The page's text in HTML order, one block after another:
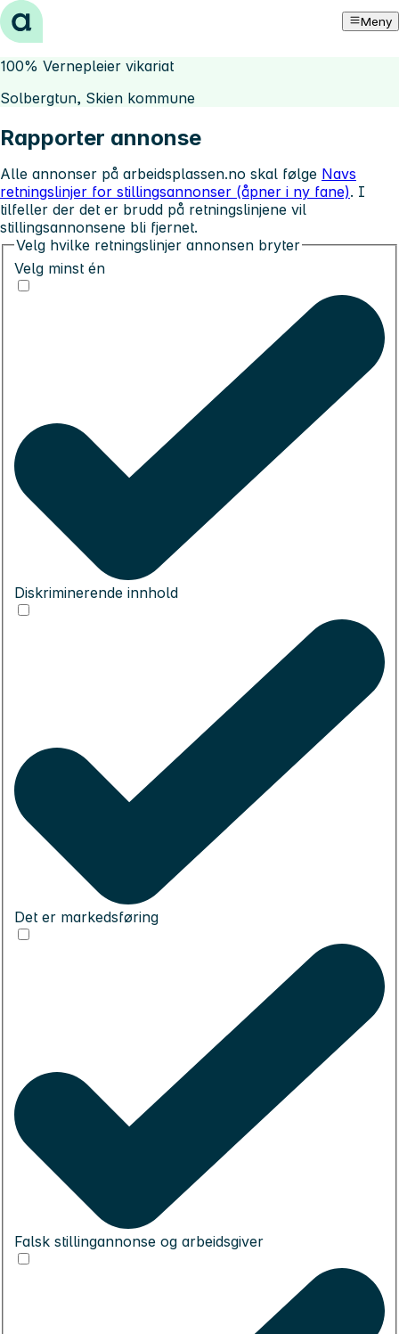
Hopp til innhold Meny
100% Vernepleier vikariat
Solbergtun, Skien kommune
Rapporter annonse
Alle annonser på arbeidsplassen.no skal følge Navs
retningslinjer for stillingsannonser (åpner i ny fane). I
tilfeller der det er brudd på retningslinjene vil
stillingsannonsene bli fjernet.
Velg hvilke retningslinjer annonsen bryter
Velg minst én
Diskriminerende innhold
Det er markedsføring
Falsk stillingannonse og arbeidsgiver